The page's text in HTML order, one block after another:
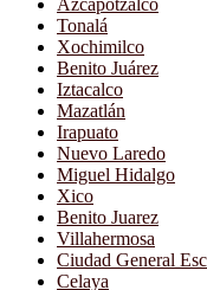
Tonalá
Xochimilco
Benito Juárez
Iztacalco
Mazatlán
Irapuato
Nuevo Laredo
Miguel Hidalgo
Xico
Benito Juarez
Villahermosa
Ciudad General
Celaya